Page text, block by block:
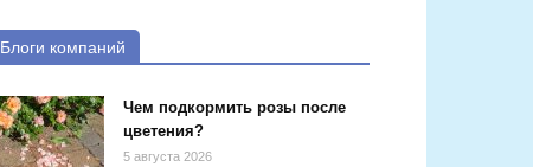
Блоги компаний
Чем подкормить розы после
цветения?
5 августа 2026